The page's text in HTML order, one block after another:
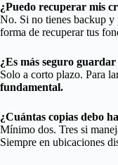
¿Puedo recuperar mis
No. Si no tienes backup y
forma de recuperar tus
¿Es más seguro
Solo a corto plazo. Para
fundamental.
¿Cuántas copias debo
Mínimo dos. Tres si
Siempre en ubicaciones